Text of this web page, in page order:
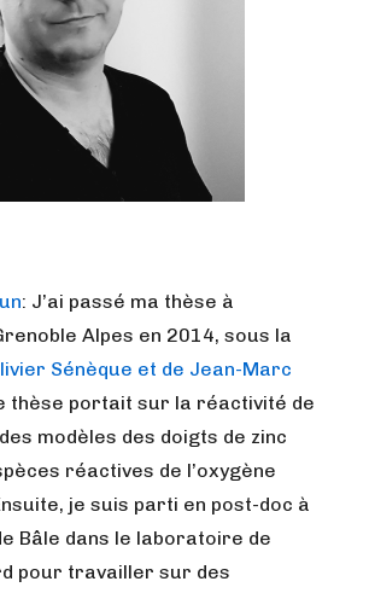
: J’ai passé ma thèse à
Alpes en 2014, sous la
Sénèque et de Jean-Marc
thèse portait sur la réactivité de
modèles des doigts de zinc
réactives de l’oxygène
je suis parti en post-doc à
Bâle dans le laboratoire de
pour travailler sur des